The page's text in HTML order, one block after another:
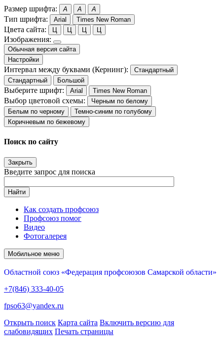
Размер шрифта: A A A
Тип шрифта: Arial Times New Roman
Цвета сайта: Ц Ц Ц Ц
Изображения:
Обычная версия сайта
Настройки
Интервал между буквами (Кернинг):
Стандартный
Стандартный
Большой
Выберите шрифт: Arial Times New Roman
Выбор цветовой схемы:
Черным по белому
Белым по черному
Темно-синим по голубому
Коричневым по бежевому
Поиск по сайту
Закрыть
Введите запрос для поиска
Найти
Как создать профсоюз
Профсоюз помог
Видео
Фотогалерея
Мобильное меню
Областной союз «Федерация профсоюзов Самарской области»
+7(846) 333-40-05
fpso63@yandex.ru
Открыть поиск Карта сайта Включить версию для
слабовидящих Печать страницы